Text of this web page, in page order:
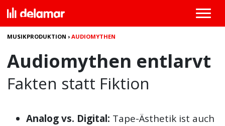
MUSIKPRODUKTION ›AUDIOMYTHEN
Audiomythen entlarvt
Fakten statt Fiktion
Analog vs. Digital: Tape-Ästhetik ist auch